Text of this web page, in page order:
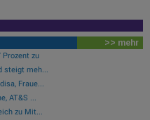
>> mehr
Prozent zu
steigt meh...
Fraue...
AT&S ...
zu Mit...